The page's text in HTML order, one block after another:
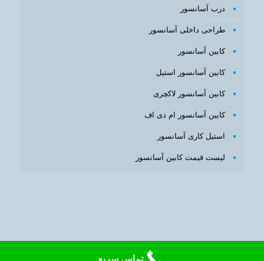
درب آسانسور
طراحی داخلی آسانسور
کابین آسانسور
کابین آسانسور استیل
کابین آسانسور لاکچری
کابین آسانسور ام دی اف
استیل کاری آسانسور
لیست قیمت کابین آسانسور
تماس سریع